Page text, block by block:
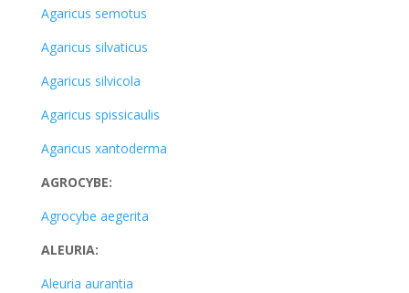
Agaricus semotus
Agaricus silvaticus
Agaricus silvicola
Agaricus spissicaulis
Agaricus xantoderma
AGROCYBE:
Agrocybe aegerita
ALEURIA:
Aleuria aurantia